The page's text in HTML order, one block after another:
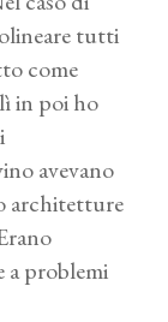
tutti
come
in poi ho
avevano
architetture
a problemi